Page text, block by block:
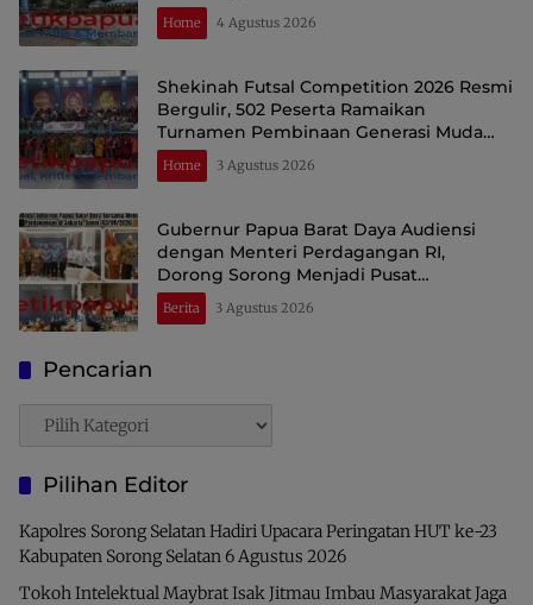
Home 4 Agustus 2026
Shekinah Futsal Competition 2026 Resmi
Bergulir, 502 Peserta Ramaikan
Turnamen Pembinaan Generasi Muda
Raja Ampat
Home 3 Agustus 2026
Gubernur Papua Barat Daya Audiensi
dengan Menteri Perdagangan RI,
Dorong Sorong Menjadi Pusat
Perdagangan dan Ekspor Kawasan Timur
Indonesia
Berita 3 Agustus 2026
Pencarian
Pencarian
Pilihan Editor
Kapolres Sorong Selatan Hadiri Upacara Peringatan HUT ke-23
Kabupaten Sorong Selatan6 Agustus 2026
Tokoh Intelektual Maybrat Isak Jitmau Imbau Masyarakat Jaga